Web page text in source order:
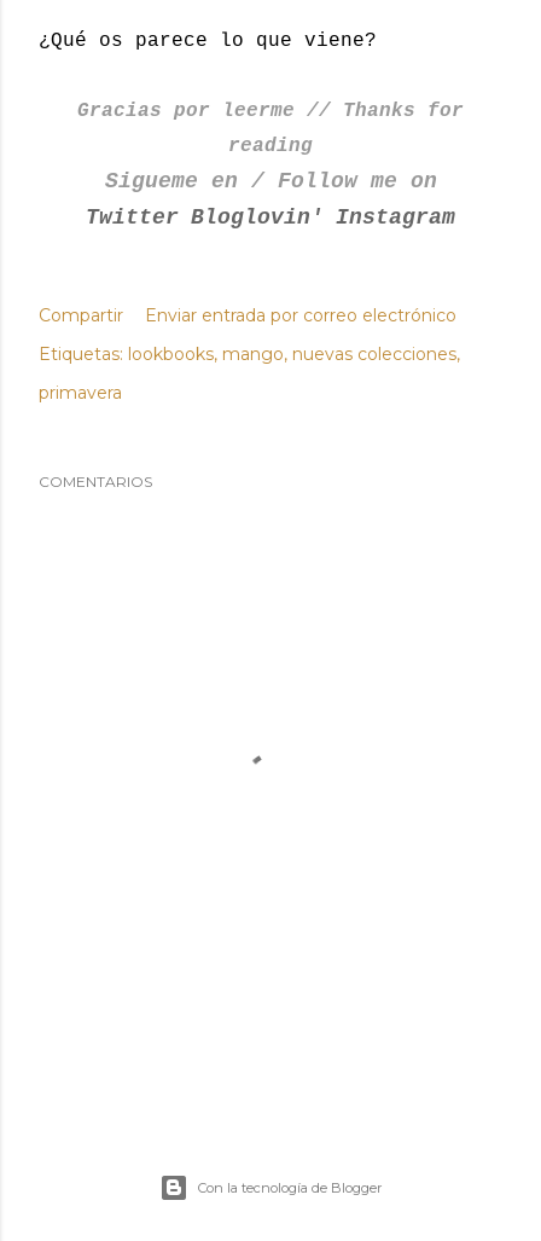
¿Qué os parece lo que viene?
Gracias por leerme // Thanks for
reading
Sigueme en / Follow me on
Twitter Bloglovin' Instagram
Compartir
Enviar entrada por correo electrónico
Etiquetas: lookbooks mango nuevas colecciones
primavera
COMENTARIOS
Con la tecnología de Blogger